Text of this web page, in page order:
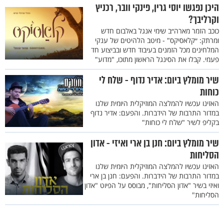
היכן נפגשו יוסי גרין, פינקי וובר, רכניץ
וקרליבך?
כוכב הזמר מארה״ב שימי אנגל באלבום חדש
ומרתק: ״קלאסיקס" - מיטב הלהיטים של ענקי
המלחינים מכל הזמנים בעיבוד חדש ובביצוע חד
פעמי. קבלו את הסינגל הראשון מתוכו, "מדוע"
שיר מומלץ ביום: אדיר נדוף - שלח לי
כוחות
האזינו עכשיו להמלצה המוזיקלית היומית שלנו
במדור התרבות של הידברות. והפעם: אדיר נדוף
בקליפ לשיר "שלח לי כוחות"
שיר מומלץ ביום: חנן בן ארי ואיזי - אדון
הסליחות
האזינו עכשיו להמלצה המוזיקלית היומית שלנו
במדור התרבות של הידברות. והפעם: חנן בן ארי
ואיזי בשיר "אדון הסליחות", מבוסס על הפיוט "אדון
הסליחות"